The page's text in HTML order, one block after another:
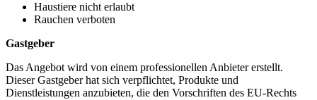
Haustiere nicht erlaubt
Rauchen verboten
Gastgeber
Das Angebot wird von einem professionellen Anbieter erstellt.
Dieser Gastgeber hat sich verpflichtet, Produkte und
Dienstleistungen anzubieten, die den Vorschriften des EU-Rechts